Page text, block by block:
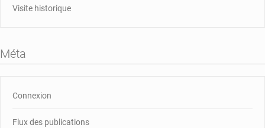
Visite historique
Méta
Connexion
Flux des publications